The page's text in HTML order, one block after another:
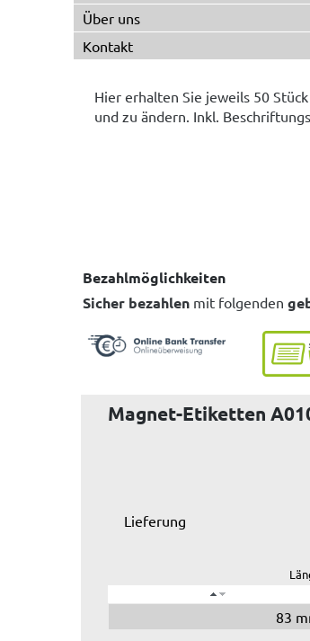
Über uns
Kontakt
Hier erhalten Sie jeweils 50
und zu ändern. Inkl.
Bezahlmöglichkeiten
Sicher bezahlen mit folgenden
Magnet-Etiketten
Lieferung
83